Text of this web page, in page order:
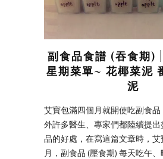
副食品食譜 (吞食期)
星期菜單~ 花椰菜泥
泥
艾寶包滿四個月就開使吃副食品
外許多醫生、專家們都陸續提
品的好處，在寫這篇文章時，
月，副食品 (壓食期) 每天吃午